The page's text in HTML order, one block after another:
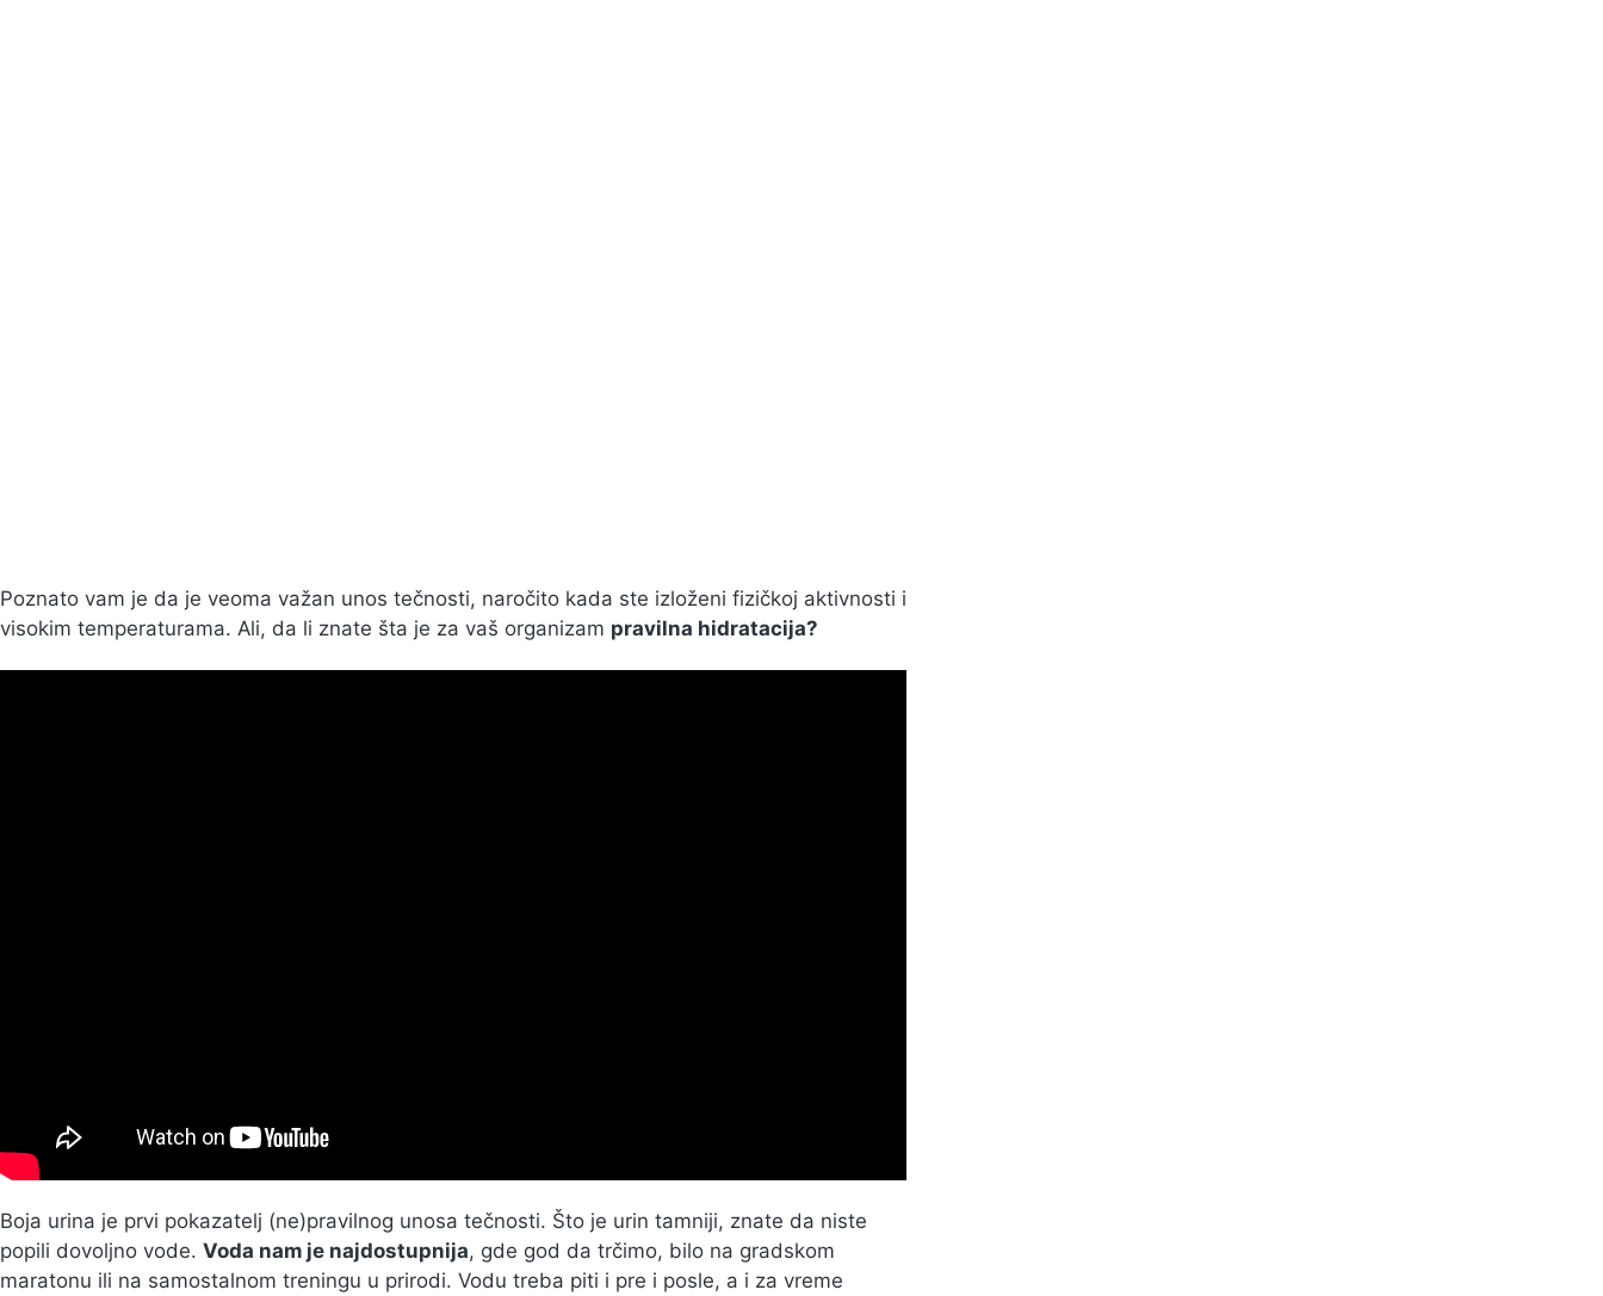
Poznato vam je da je veoma važan unos tečnosti, naročito kada ste izloženi fizičkoj aktivnosti i
visokim temperaturama. Ali, da li znate šta je za vaš organizam pravilna hidratacija?
Boja urina je prvi pokazatelj (ne)pravilnog unosa tečnosti. Što je urin tamniji, znate da niste
popili dovoljno vode. Voda nam je najdostupnija, gde god da trčimo, bilo na gradskom
maratonu ili na samostalnom treningu u prirodi. Vodu treba piti i pre i posle, a i za vreme